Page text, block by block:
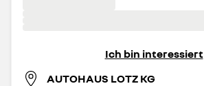
Ich bin interessiert
AUTOHAUS LOTZ KG